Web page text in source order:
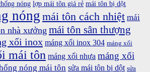
nóng lợp mái tôn giá rẻ mái tôn bị dột
nóng mái tôn cách nhiệt mái
nhà xưởng mái tôn sân thượng
xối inox máng xối inox 304 máng xối
mái tôn máng xối nhựa máng xối
nóng mái tôn sửa mái tôn bị dột sửa